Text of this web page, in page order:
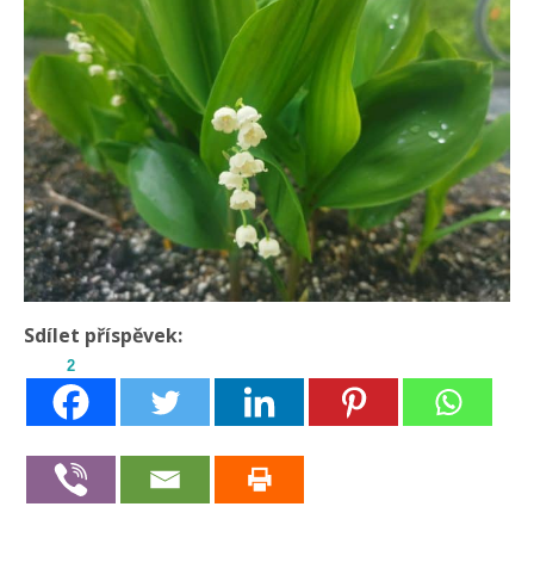
Sdílet příspěvek:
2